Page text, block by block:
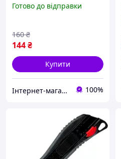
Готово до відправки
144₴
160 ₴
Купити
Інтернет-магазин інструментів "R-Tools" 100%